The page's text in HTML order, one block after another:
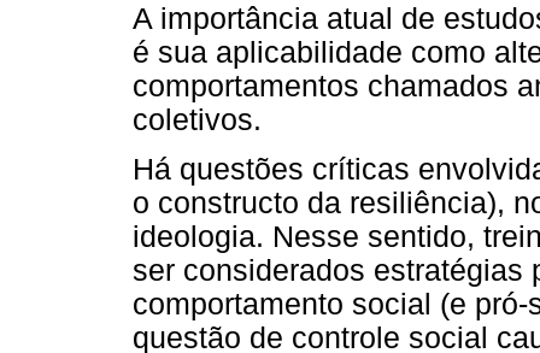
A importância atual de
é sua aplicabilidade como
comportamentos chamados
coletivos.
Há questões críticas
o constructo da resiliência),
ideologia. Nesse sentido,
ser considerados estratégias
comportamento social (e
questão de controle social